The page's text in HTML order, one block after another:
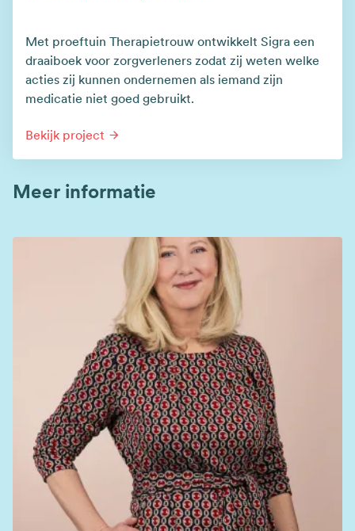
Met proeftuin Therapietrouw ontwikkelt Sigra een
draaiboek voor zorgverleners zodat zij weten welke
acties zij kunnen ondernemen als iemand zijn
medicatie niet goed gebruikt.
Bekijk project
Meer informatie